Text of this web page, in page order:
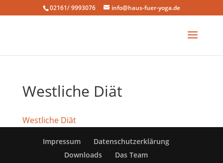
02161/ 9993076 info@haus-fuer-yoga.de
Westliche Diät
Westliche Diät
Impressum
Datenschutzerklärung
Downloads
Das Team